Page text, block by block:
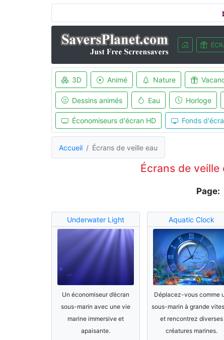
3D Animé Nature
Dessins animés Eau Horloge
Économiseurs d'écran HD Fonds
Accueil Écrans de veille eau
Écrans de
Page:
Underwater Light
Un économiseur d’écran
sous-marin avec une vie
marine immersive et
apaisante.
Aquatic Clock
Déplacez-vous comme
sous-marin à grande
et rencontrez diverses
créatures marines.